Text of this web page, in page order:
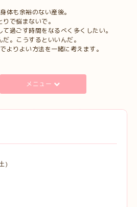
体も余裕のない産後。
りで悩まないで。
過ごす時間をなるべく多くしたい。
だ。こうするといいんだ。
よりよい方法を一緒に考えます。
メニュー
)